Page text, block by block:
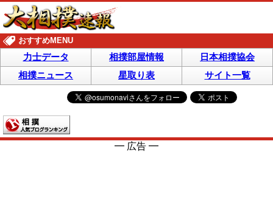
おすすめMENU
力士データ 相撲部屋情報
日本相撲協会
相撲ニュース
星取り表 サイト一覧
━ 広告 ━